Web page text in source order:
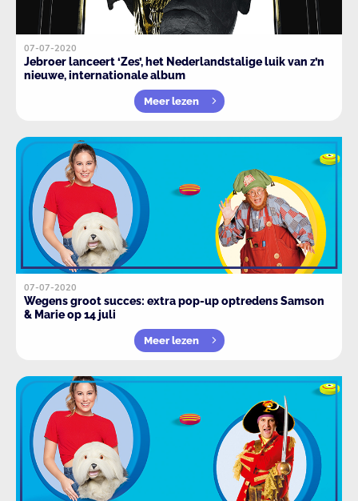
07-07-2020
Jebroer lanceert ‘Zes’, het Nederlandstalige luik van z’n
nieuwe, internationale album
Meer lezen
07-07-2020
Wegens groot succes: extra pop-up optredens Samson
& Marie op 14 juli
Meer lezen